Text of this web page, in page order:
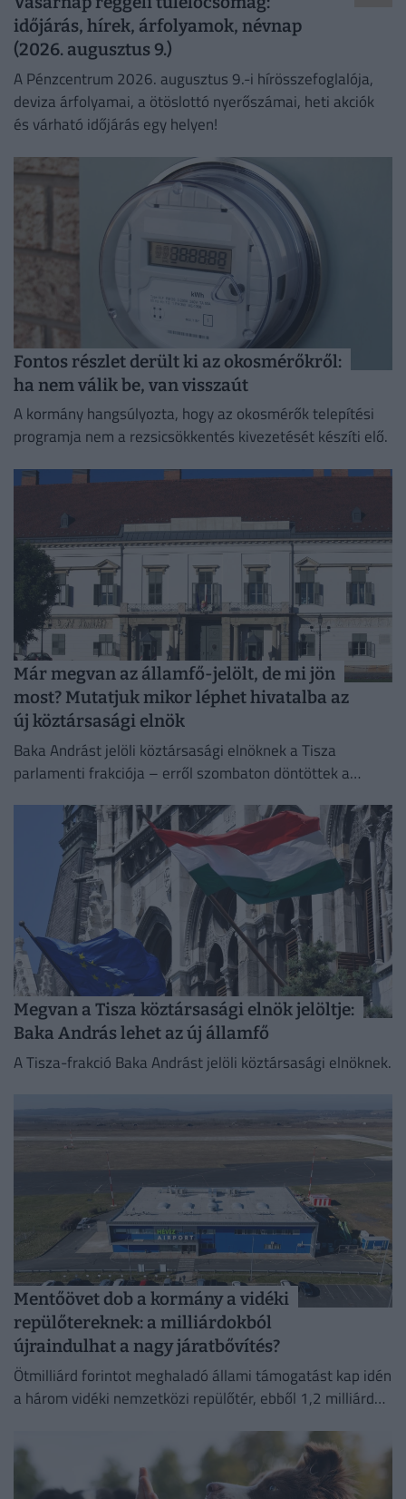
időjárás, hírek, árfolyamok, névnap
(2026. augusztus 9.)
A Pénzcentrum 2026. augusztus 9.-i hírösszefoglalója,
deviza árfolyamai, a ötöslottó nyerőszámai, heti akciók
és várható időjárás egy helyen!
Fontos részlet derült ki az okosmérőkről:
ha nem válik be, van visszaút
A kormány hangsúlyozta, hogy az okosmérők telepítési
programja nem a rezsicsökkentés kivezetését készíti elő.
Már megvan az államfő-jelölt, de mi jön
most? Mutatjuk mikor léphet hivatalba az
új köztársasági elnök
Baka Andrást jelöli köztársasági elnöknek a Tisza
parlamenti frakciója – erről szombaton döntöttek a
Megvan a Tisza köztársasági elnök jelöltje:
Baka András lehet az új államfő
A Tisza-frakció Baka Andrást jelöli köztársasági elnöknek.
Mentőövet dob a kormány a vidéki
repülőtereknek: a milliárdokból
újraindulhat a nagy járatbővítés?
Ötmilliárd forintot meghaladó állami támogatást kap idén
a három vidéki nemzetközi repülőtér, ebből 1,2 milliárd